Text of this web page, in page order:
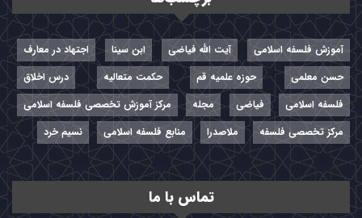
آموزش فلسفه اسلامی آیت الله فیاضی ابن سینا
اجتهاد در معارف
حسن معلمی
حوزه علمیه قم حکمت متعالیه
درس اخلاق
فلسفه اسلامی
فیاضی مجله
مرکز آموزش تخصصی فلسفه اسلامی
مرکز تخصصی فلسفه
ملاصدرا منابع فلسفه اسلامی نسیم خرد
تماس با ما